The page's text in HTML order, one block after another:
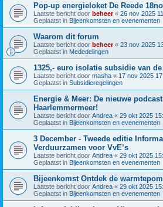
Pop-up energieloket De Reede
Laatste bericht door beheer« 26 nov 2025
Geplaatst in Bijeenkomsten en evenementen
Waarom dit forum
Laatste bericht door beheer« 23 nov 2025
Geplaatst in Mededelingen
1325,- euro isolatie subsidie van
Laatste bericht door masha « 17 nov 2025
Geplaatst in Subsidieregelingen
Energie & Meer: De nieuwe
Haarlemmermeer!
Laatste bericht door Andrea « 29 okt 2025
Geplaatst in Bijeenkomsten en evenementen
3 December - Tweede editie
Verduurzamen voor VvE’s
Laatste bericht door Andrea « 29 okt 2025
Geplaatst in Bijeenkomsten en evenementen
Bijeenkomst Ontdek de
Laatste bericht door Andrea « 29 okt 2025
Geplaatst in Bijeenkomsten en evenementen